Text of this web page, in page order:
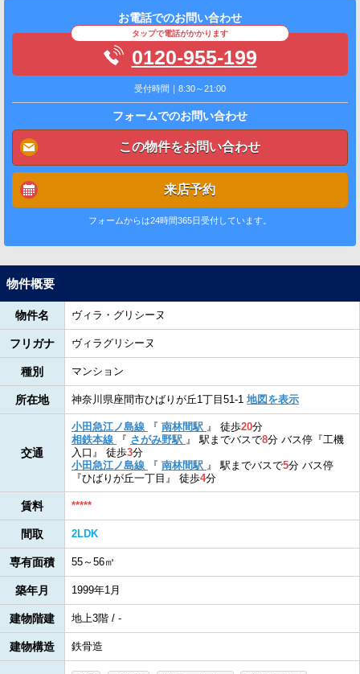
お電話でのお問い合わせ
タップで電話がかかります
0120-955-199
受付時間｜8:30～21:00
フォームでのお問い合わせ
この物件をお問い合わせ
来店予約
フォームからは24時間365日受付しています。
物件概要
物件名 ヴィラ・グリシーヌ
フリガナ ヴィラグリシーヌ
種別 マンション
所在地 神奈川県座間市ひばりが丘1丁目51-1 地図を表示
交通
小田急江ノ島線 『 南林間駅 』 徒歩20分
相鉄本線
『 さがみ野駅 』 駅までバスで8分 バス停『工機
入口』 徒歩3分
小田急江ノ島線
『 南林間駅 』 駅までバスで5分 バス停
『ひばりが丘一丁目』 徒歩4分
賃料 *****
間取 2LDK
専有面積 55～56㎡
築年月 1999年1月
建物階建 地上3階 / -
建物構造 鉄骨造